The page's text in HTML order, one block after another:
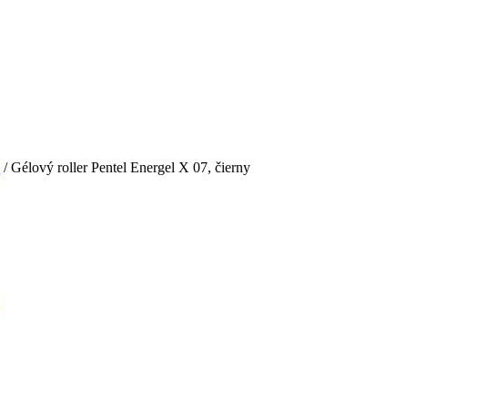
/ Gélový roller Pentel Energel X 07, čierny